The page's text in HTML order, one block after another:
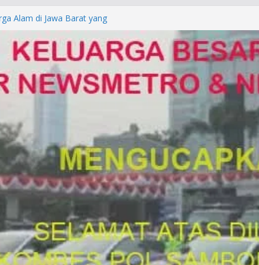
Alam di Jawa Barat yang
KUHAP Baru 2026, Tegaskan
Dipidana
DENPASAR DAN
POLDA BALI DIDUGA
ke Mabes Polri
Palsu, Kapolres
SIM